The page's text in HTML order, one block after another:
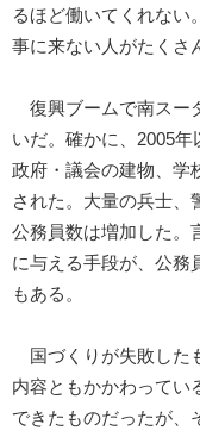
るほど働いてくれない
事に来ない人がたくさ
復興ブームで南スー
いだ。確かに、2005
政府・議会の建物、学
された。大量の兵士、
公務員数は増加した。
に与える手段が、公務
もある。
国づくりが失敗した
内容ともかかわってい
できたものだったが、